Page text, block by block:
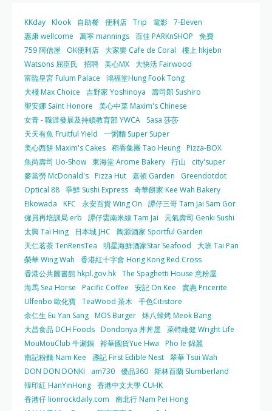
KKday Klook 自助餐 便利店 Trip 電影 7-Eleven
惠康 wellcome
萬寧 mannings 百佳 PARKnSHOP
免費
759 阿信屋
OK便利店 大家樂 Cafe de Coral
樓上 hkjebn
Watsons 屈臣氏
招聘 美心MX 大快活 Fairwood
富臨皇宮 Fulum Palace
鴻福堂Hung Fook Tong
大棧 Max Choice
吉野家 Yoshinoya
壽司郎 Sushiro
聖安娜 Saint Honore
美心中菜 Maxim's Chinese
女青 - 職涯發展及持續教育部 YWCA
Sasa 莎莎
天天有魚 Fruitful Yield
一粥麵 Super Super
美心西餅 Maxim's Cakes 稻香集團 Tao Heung Pizza-BOX
魚尚壽司 Uo-Show 東海堂 Arome Bakery 行山
city'super
麥當勞 McDonald's Pizza Hut 嘉頓 Garden
Greendotdot
Optical 88 爭鮮 Sushi Express 奇華餅家 Kee Wah Bakery
Eikowada
KFC 永安百貨 Wing On
譚仔三哥 Tam Jai Sam Gor
僱員再培訓局 erb
譚仔雲南米線 Tam Jai
元氣壽司 Genki Sushi
太興 Tai Hing
日本城 JHC
陶源酒家 Sportful Garden
天仁茗茶 TenRensTea
明星海鮮酒家Star Seafood
大班 Tai Pan
榮華 Wing Wah
香港紅十字會 Hong Kong Red Cross
香港公共圖書館 hkpl.gov.hk The Spaghetti House 意粉屋
海馬 Sea Horse
Pacific Coffee 安記 On Kee
實惠 Pricerite
Ulfenbo 歐化寶 TeaWood 茶木 千色Citistore
余仁生 Eu Yan Sang MOS Burger 炑八韓烤 Meok Bang
大昌食品 DCH Foods Dondonya 丼丼屋
萊特維健 Wright Life
MouMouClub 牛涮鍋 裕華國貨Yue Hwa
Pho le 錦麗
南記粉麵 Nam Kee
盞記 First Edible Nest 翠華 Tsui Wah
DON DON DONKI
am730 優品360 斯林百蘭 Slumberland
韓印紅 HanYinHong 香港中文大學 CUHK
香港仔 lionrockdaily.com
南北行 Nam Pei Hong